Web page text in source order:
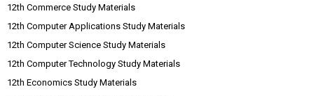
12th Commerce Study Materials
12th Computer Applications Study Materials
12th Computer Science Study Materials
12th Computer Technology Study Materials
12th Economics Study Materials